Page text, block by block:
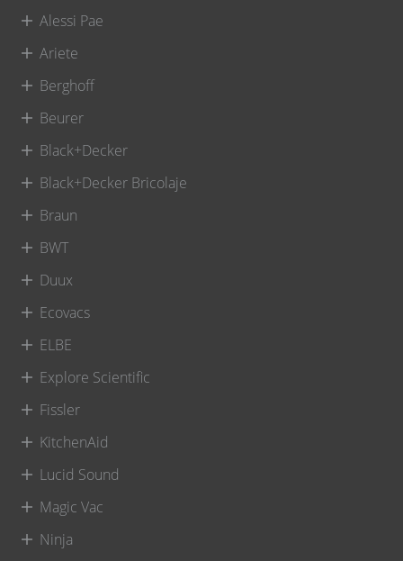
Alessi Pae
Ariete
Berghoff
Beurer
Black+Decker
Black+Decker Bricolaje
Braun
BWT
Duux
Ecovacs
ELBE
Explore Scientific
Fissler
KitchenAid
Lucid Sound
Magic Vac
Ninja